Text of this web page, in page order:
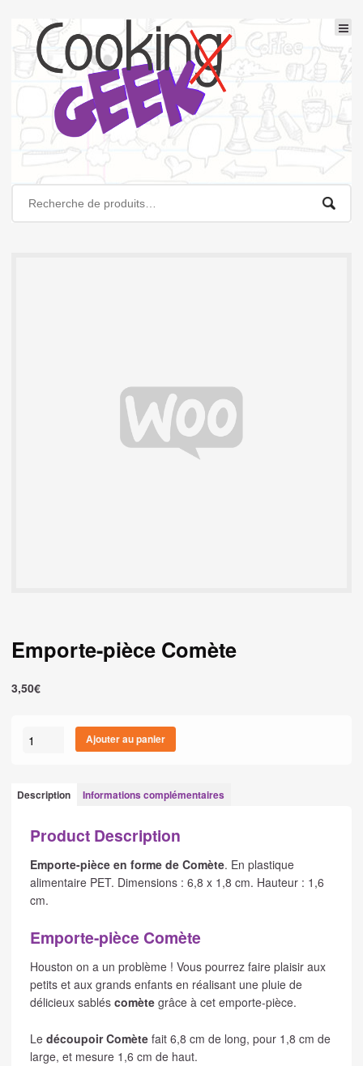
Emporte-pièce Comète
3,50€
quantité
pièce
Comète
Ajouter au panier
Description Informations complémentaires
Product Description
Emporte-pièce en forme de Comète. En plastique
alimentaire PET. Dimensions : 6,8 x 1,8 cm. Hauteur : 1,6
cm.
Emporte-pièce Comète
Houston on a un problème ! Vous pourrez faire plaisir aux
petits et aux grands enfants en réalisant une pluie de
délicieux sabléscomètegrâce à cet emporte-pièce.
Le découpoir Comète fait 6,8 cm de long, pour 1,8 cm de
large, et mesure 1,6 cm de haut.